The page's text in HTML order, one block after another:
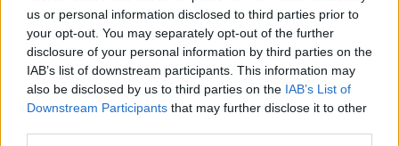
us or personal information disclosed to third parties prior to
your opt-out. You may separately opt-out of the further
disclosure of your personal information by third parties on the
IAB’s list of downstream participants. This information may
also be disclosed by us to third parties on the IAB’s List of
Downstream Participants that may further disclose it to other